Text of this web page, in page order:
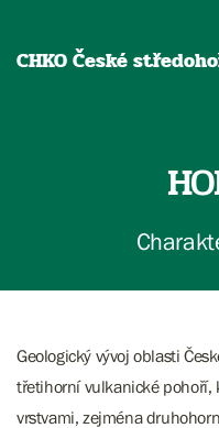
CHKO České
Geologický vývoj oblasti
třetihorní vulkanické pohoří,
vrstvami, zejména